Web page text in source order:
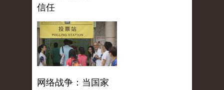
信任
网络战争：当国家